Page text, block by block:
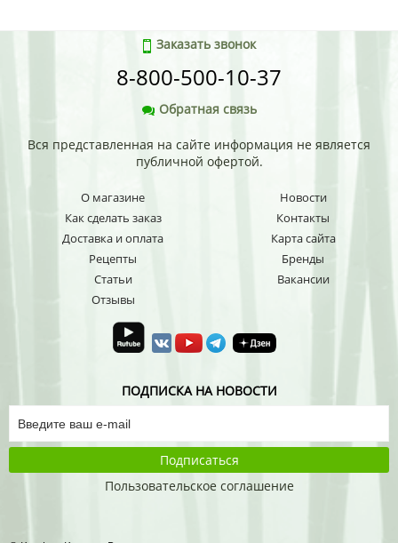
Заказать звонок
8-800-500-10-37
Обратная связь
Вся представленная на сайте информация не является
публичной офертой.
О магазине
Как сделать заказ
Доставка и оплата
Рецепты
Статьи
Отзывы
Новости
Контакты
Карта сайта
Бренды
Вакансии
ПОДПИСКА НА НОВОСТИ
Подписаться
Пользовательское соглашение